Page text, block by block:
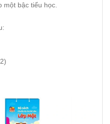
bậc tiểu học.